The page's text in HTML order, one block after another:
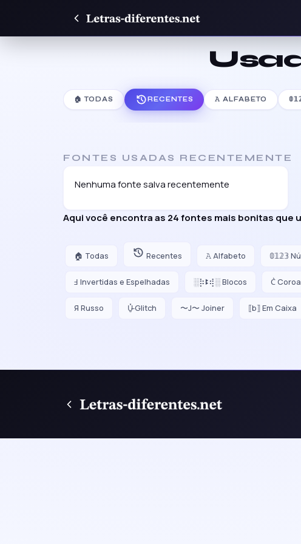
🏠 TODAS RECENTES 𝙰 ALFABETO
FONTES USADAS RECENTEMENTE
Nenhuma fonte salva recentemente
Aqui você encontra as 24 fontes mais bonitas que
🏠 Todas Recentes 𝙰 Alfabeto 𝟘𝟙𝟚𝟛
Ⅎ Invertidas e Espelhadas ░⡷ꔪ⢾░ Blocos C͛
Я Russo U̵̮̽ Glitch 〜J〜 Joiner ⟦b⟧ Em Caixa